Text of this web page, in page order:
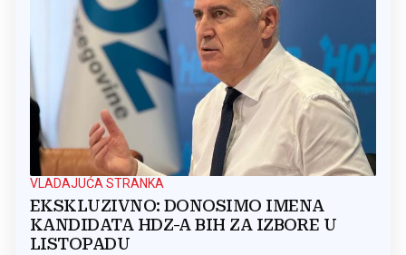
VLADAJUĆA STRANKA
EKSKLUZIVNO: DONOSIMO IMENA
KANDIDATA HDZ-A BIH ZA IZBORE U
LISTOPADU